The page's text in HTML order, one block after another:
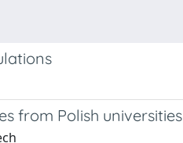
from Polish universities